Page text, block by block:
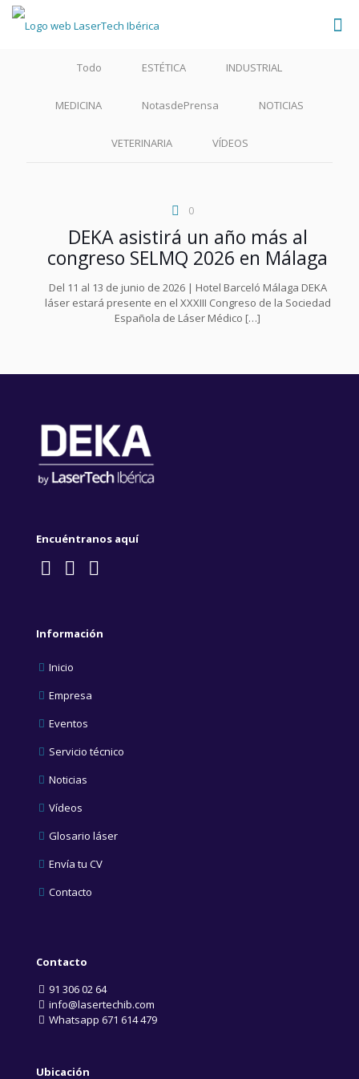
Todo ESTÉTICA INDUSTRIAL
MEDICINA NotasdePrensa NOTICIAS
VETERINARIA VÍDEOS
0
DEKA asistirá un año más al
congreso SELMQ 2026 en Málaga
Del 11 al 13 de junio de 2026 | Hotel Barceló Málaga DEKA
láser estará presente en el XXXIII Congreso de la Sociedad
Española de Láser Médico […]
Encuéntranos aquí
Información
Inicio
Empresa
Eventos
Servicio técnico
Noticias
Vídeos
Glosario láser
Envía tu CV
Contacto
Contacto
91 306 02 64
info@lasertechib.com
Whatsapp 671 614 479
Ubicación